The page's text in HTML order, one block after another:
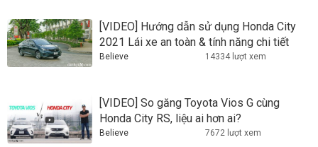
[VIDEO] Hướng dẫn sử dụng Honda City
2021 Lái xe an toàn & tính năng chi tiết
Believe 14334 lượt xem
[VIDEO] So găng Toyota Vios G cùng
Honda City RS, liệu ai hơn ai?
Believe 7672 lượt xem